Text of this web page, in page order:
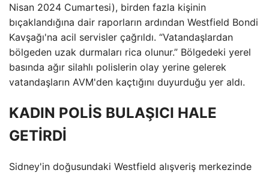
Nisan 2024 Cumartesi), birden fazla kişinin
bıçaklandığına dair raporların ardından Westfield Bondi
Kavşağı'na acil servisler çağrıldı. “Vatandaşlardan
bölgeden uzak durmaları rica olunur.” Bölgedeki yerel
basında ağır silahlı polislerin olay yerine gelerek
vatandaşların AVM'den kaçtığını duyurduğu yer aldı.
KADIN POLİS BULAŞICI HALE
GETİRDİ
Sidney'in doğusundaki Westfield alışveriş merkezinde